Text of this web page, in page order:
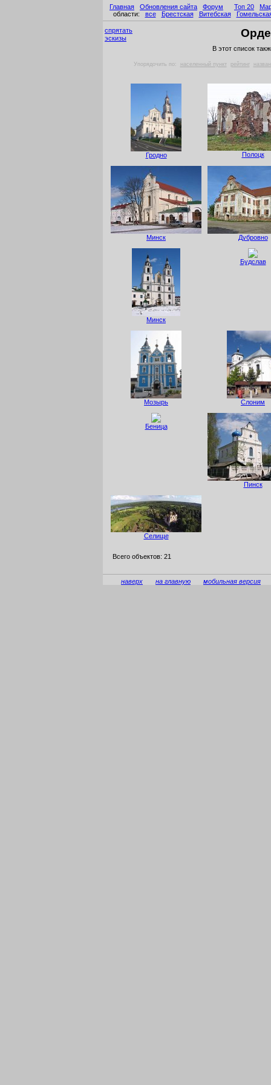
Главная Обновления сайта Форум Топ 20
области: все Брестская Витебская
спрятать
эскизы
В этот список
Упорядочить по: населенный пункт рейтинг
Гродно Полоцк
Минск Дубровно
Минск
Будслав
Мозырь Слоним
Беница
Пинск
Селище
Всего объектов: 21
наверх на главную мобильная версия